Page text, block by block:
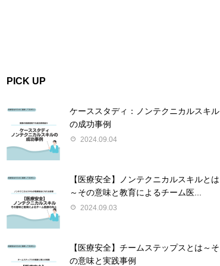
PICK UP
ケーススタディ：ノンテクニカルスキル
の成功事例
2024.09.04
【医療安全】ノンテクニカルスキルとは
～その意味と教育によるチーム医...
2024.09.03
【医療安全】チームステップスとは～そ
の意味と実践事例